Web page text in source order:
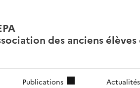
des anciens
Publications Actualités